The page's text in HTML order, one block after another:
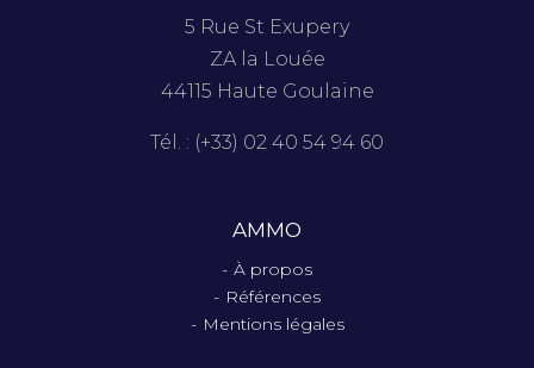
5 Rue St Exupery
ZA la Louée
44115 Haute Goulaine
Tél. : (+33) 02 40 54 94 60
AMMO
À propos
Références
Mentions légales